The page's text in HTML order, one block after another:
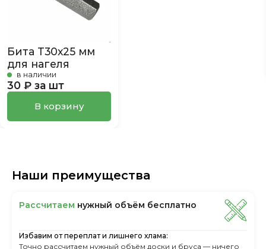
Бита Т30х25 мм
для нагеля
в наличии
30 ₽ за шт
В корзину
Наши преимущества
Рассчитаем нужный объём бесплатно
Избавим от переплат и лишнего хлама:
Точно рассчитаем нужный объём доски и бруса — ничего